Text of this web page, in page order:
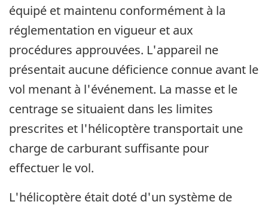
équipé et maintenu conformément à la
réglementation en vigueur et aux
procédures approuvées. L'appareil ne
présentait aucune déficience connue avant le
vol menant à l'événement. La masse et le
centrage se situaient dans les limites
prescrites et l'hélicoptère transportait une
charge de carburant suffisante pour
effectuer le vol.
L'hélicoptère était doté d'un système de